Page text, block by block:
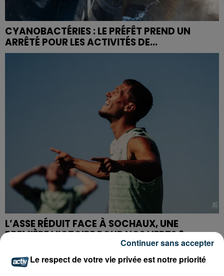
CYANOBACTÉRIES : LE PRÉFÊT PREND UN
ARRÊTÉ POUR LES ACTIVITÉS DE...
L’ASSE RÉDUIT FACE À SOCHAUX, UNE
PREMIÈRE VICTOIRE POUR NOS VERTS ?
Le respect de votre vie privée est notre priorité
Continuer sans accepter